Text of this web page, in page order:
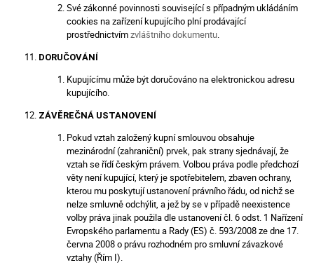
Své zákonné povinnosti související s případným ukládáním
cookies na zařízení kupujícího plní prodávající
prostřednictvímzvláštního dokumentu
DORUČOVÁNÍ
Kupujícímu může být doručováno na elektronickou adresu
kupujícího.
ZÁVĚREČNÁ USTANOVENÍ
Pokud vztah založený kupní smlouvou obsahuje
mezinárodní (zahraniční) prvek, pak strany sjednávají, že
vztah se řídí českým právem. Volbou práva podle předchozí
věty není kupující, který je spotřebitelem, zbaven ochrany,
kterou mu poskytují ustanovení právního řádu, od nichž se
nelze smluvně odchýlit, a jež by se v případě neexistence
volby práva jinak použila dle ustanovení čl. 6 odst. 1 Nařízení
Evropského parlamentu a Rady (ES) č. 593/2008 ze dne 17.
června 2008 o právu rozhodném pro smluvní závazkové
vztahy (Řím I).